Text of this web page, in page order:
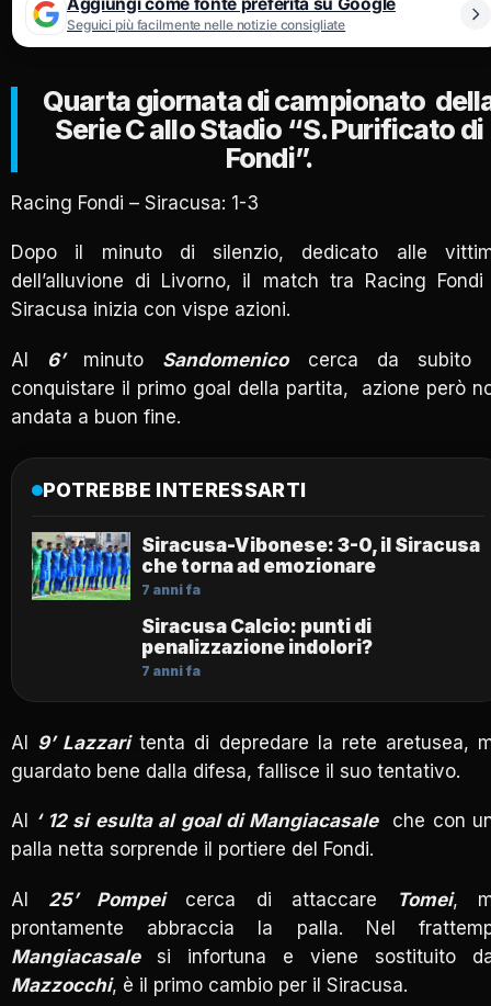
Seguici più facilmente nelle notizie consigliate
Quarta giornata di campionato
Serie C allo Stadio “S. Purificato di
Fondi”.
Racing Fondi – Siracusa: 1-3
Dopo il minuto di silenzio, dedicato alle
dell’alluvione di Livorno, il match tra Racing
Siracusa inizia con vispe azioni.
Al 6’minuto Sandomenicocerca da subito
conquistare il primo goal della partita, azione però
andata a buon fine.
POTREBBE INTERESSARTI
Siracusa-Vibonese: 3-0, il Siracusa
che torna ad emozionare
7 anni fa
Siracusa Calcio: punti di
penalizzazione indolori?
7 anni fa
Al 9’ Lazzaritenta di depredare la rete aretusea,
guardato bene dalla difesa, fallisce il suo tentativo.
Al ‘ 12 si esulta al goal di Mangiacasaleche con
palla netta sorprende il portiere del Fondi.
Al 25’ Pompeicerca di attaccare Tomei,
prontamente abbraccia la palla. Nel
Mangiacasalesi infortuna e viene sostituito
Mazzocchi, è il primo cambio per il Siracusa.